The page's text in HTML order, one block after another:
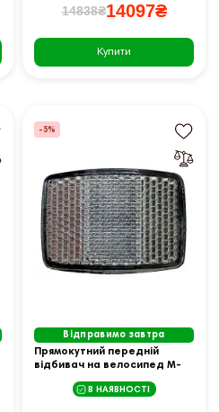
14838₴14097₴
Купити
-5%
Відправимо завтра
Прямокутний передній
відбивач на велосипед M-
В НАЯВНОСТІ